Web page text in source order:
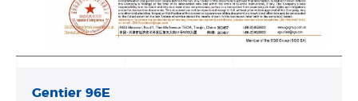
Gentier 96E